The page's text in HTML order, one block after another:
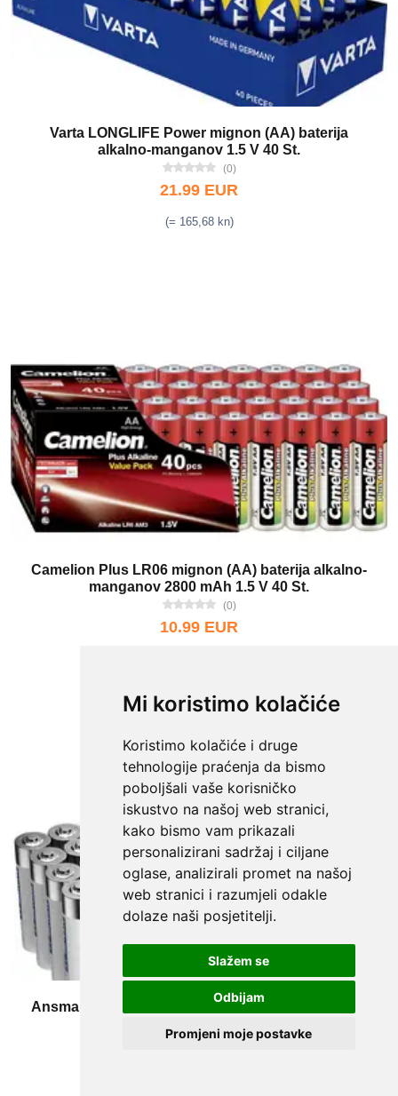
Mi koristimo kolačiće
Koristimo kolačiće i druge
tehnologije praćenja da bismo
poboljšali vaše korisničko
iskustvo na našoj web stranici,
kako bismo vam prikazali
personalizirani sadržaj i ciljane
oglase, analizirali promet na našoj
web stranici i razumjeli odakle
dolaze naši posjetitelji.
Slažem se
Odbijam
Promjeni moje postavke
Varta LONGLIFE Power mignon (AA) baterija
alkalno-manganov 1.5 V 40 St.
(0)
21.99 EUR
(= 165,68 kn)
Camelion Plus LR06 mignon (AA) baterija alkalno-
manganov 2800 mAh 1.5 V 40 St.
(0)
10.99 EUR
Ansmann mignon (AA) baterija alkalno-manganov